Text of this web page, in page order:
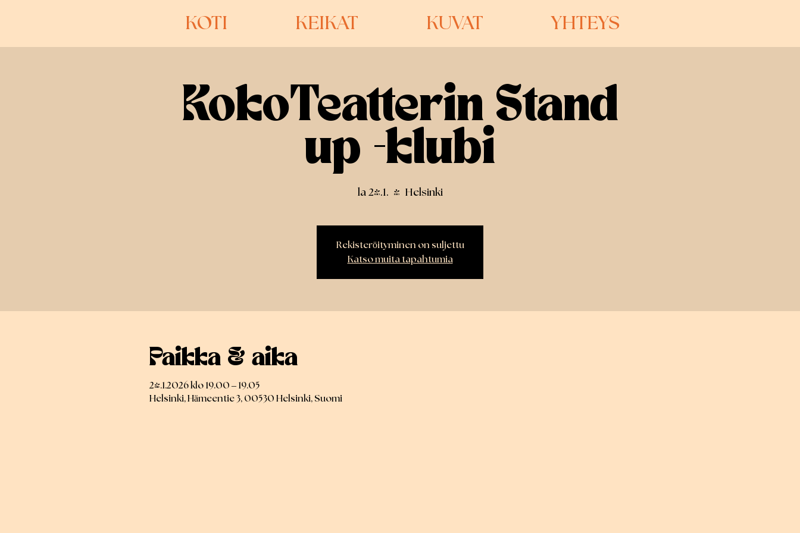
KOTI KEIKAT KUVAT YHTEYS
KokoTeatterin Stand
up -klubi
la 24.1.
  |
Helsinki
Rekisteröityminen on suljettu
Katso muita tapahtumia
Paikka & aika
24.1.2026 klo 19.00 – 19.05
Helsinki, Hämeentie 3, 00530 Helsinki, Suomi